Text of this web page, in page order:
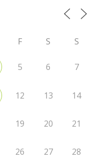
F S S
5 6 7
12 13 14
19 20 21
26 27 28